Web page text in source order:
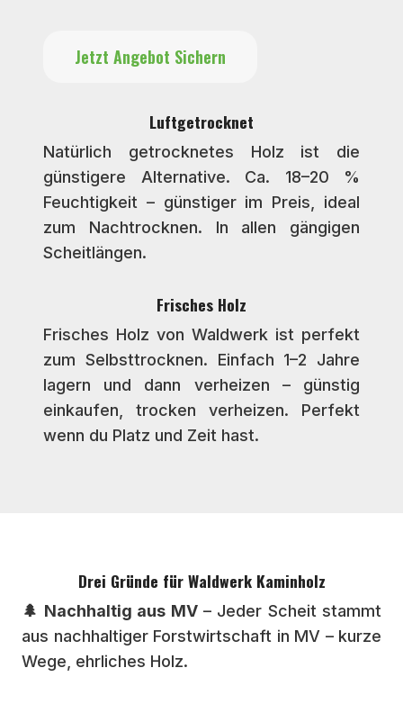
Jetzt Angebot Sichern
Luftgetrocknet
Natürlich getrocknetes Holz ist die
günstigere Alternative. Ca. 18–20 %
Feuchtigkeit – günstiger im Preis, ideal
zum Nachtrocknen. In allen gängigen
Scheitlängen.
Frisches Holz
Frisches Holz von Waldwerk ist perfekt
zum Selbsttrocknen. Einfach 1–2 Jahre
lagern und dann verheizen – günstig
einkaufen, trocken verheizen. Perfekt
wenn du Platz und Zeit hast.
Drei Gründe für Waldwerk Kaminholz
🌲 Nachhaltig aus MV– Jeder Scheit stammt
aus nachhaltiger Forstwirtschaft in MV – kurze
Wege, ehrliches Holz.